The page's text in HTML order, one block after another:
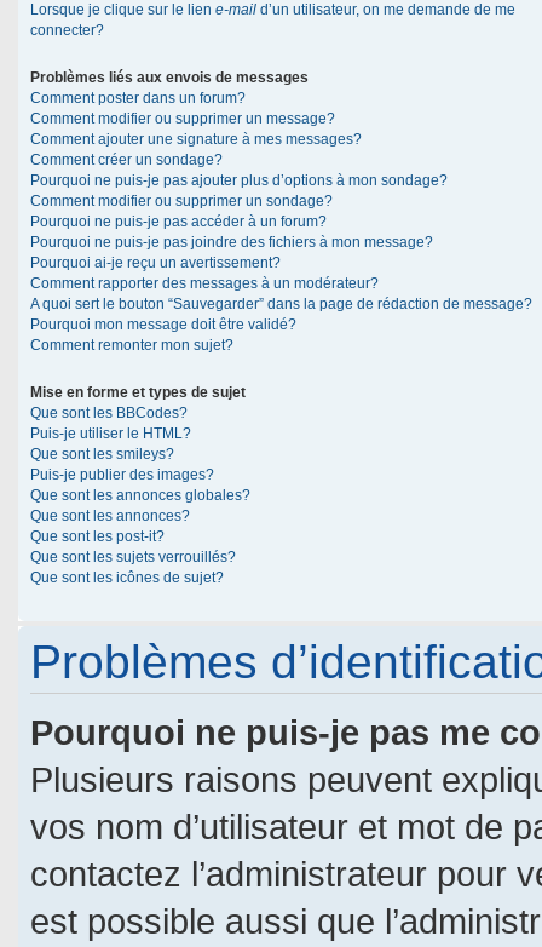
Lorsque je clique sur le lien e-mail d’un utilisateur, on me demande de me
connecter?
Problèmes liés aux envois de messages
Comment poster dans un forum?
Comment modifier ou supprimer un message?
Comment ajouter une signature à mes messages?
Comment créer un sondage?
Pourquoi ne puis-je pas ajouter plus d’options à mon sondage?
Comment modifier ou supprimer un sondage?
Pourquoi ne puis-je pas accéder à un forum?
Pourquoi ne puis-je pas joindre des fichiers à mon message?
Pourquoi ai-je reçu un avertissement?
Comment rapporter des messages à un modérateur?
A quoi sert le bouton “Sauvegarder” dans la page de rédaction de message?
Pourquoi mon message doit être validé?
Comment remonter mon sujet?
Mise en forme et types de sujet
Que sont les BBCodes?
Puis-je utiliser le HTML?
Que sont les smileys?
Puis-je publier des images?
Que sont les annonces globales?
Que sont les annonces?
Que sont les post-it?
Que sont les sujets verrouillés?
Que sont les icônes de sujet?
Problèmes
Pourquoi ne puis-je pas me
Plusieurs raisons peuvent
vos nom d’utilisateur et mot de
contactez l’administrateur pour
est possible aussi que